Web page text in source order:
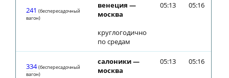
241 (беспересадочный
вагон)
венеция —
москва
круглогодично
по средам
05:13 05:16
334 (беспересадочный
вагон)
салоники —
москва
05:13 05:16